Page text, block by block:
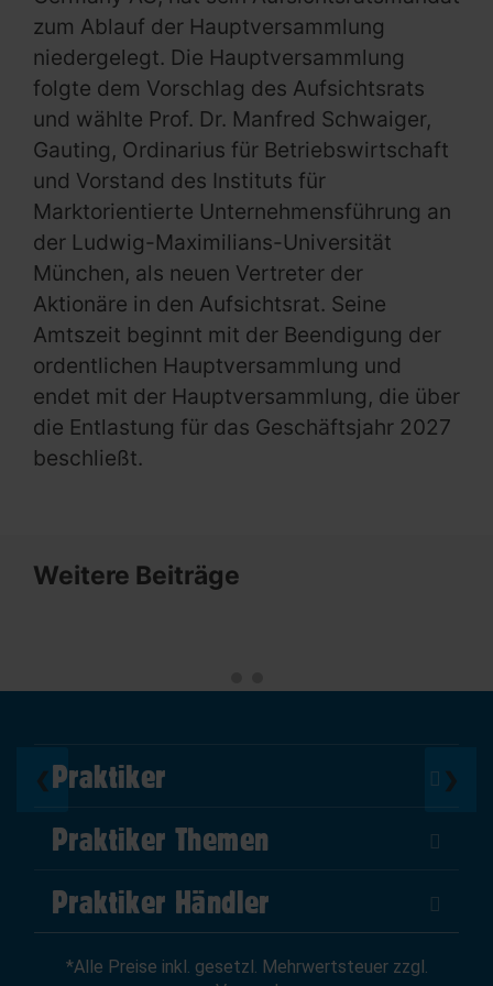
zum Ablauf der Hauptversammlung
niedergelegt. Die Hauptversammlung
folgte dem Vorschlag des Aufsichtsrats
und wählte Prof. Dr. Manfred Schwaiger,
Gauting, Ordinarius für Betriebswirtschaft
und Vorstand des Instituts für
Marktorientierte Unternehmensführung an
der Ludwig-Maximilians-Universität
München, als neuen Vertreter der
Aktionäre in den Aufsichtsrat. Seine
Amtszeit beginnt mit der Beendigung der
ordentlichen Hauptversammlung und
endet mit der Hauptversammlung, die über
die Entlastung für das Geschäftsjahr 2027
beschließt.
Weitere Beiträge
❮ ❯
Praktiker
Über Uns
Impressum
AGB
Widerrufsrecht
Praktiker Themen
DIY Helden
Marktplatz
Praktiker Händler
*Alle Preise inkl. gesetzl. Mehrwertsteuer zzgl.